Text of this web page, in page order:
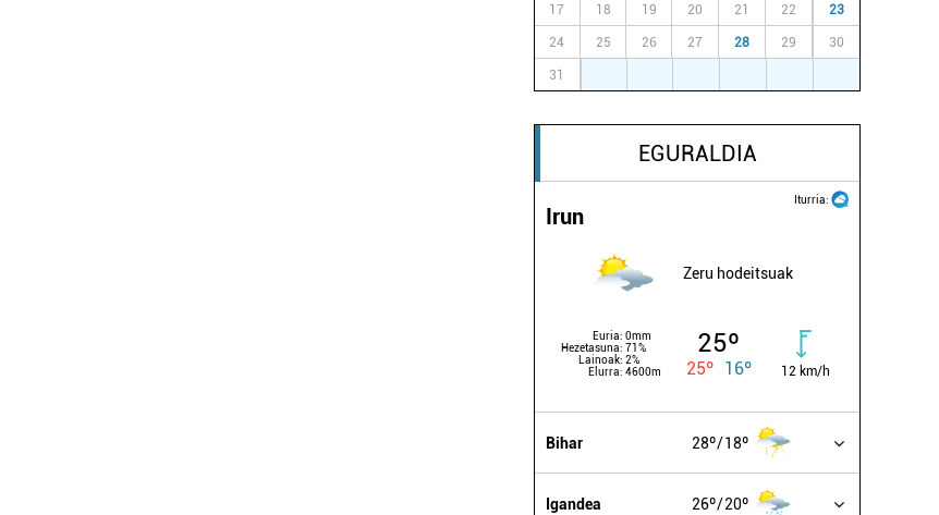
17 18 19 20 21 22 23
24 25 26 27 28 29 30
31
EGURALDIA
Iturria:
Irun
Zeru hodeitsuak
Euria: 0mm
Hezetasuna: 71%
Lainoak: 2%
Elurra: 4600m
25º
25º 16º 12 km/h
Bihar 28º 18º
Igandea 26º 20º